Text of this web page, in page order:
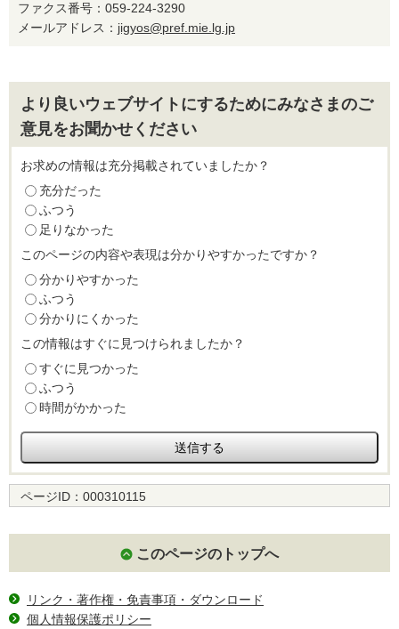
ファクス番号：059-224-3290
メールアドレス： jigyos@pref.mie.lg.jp
より良いウェブサイトにするためにみなさまのご
意見をお聞かせください
お求めの情報は充分掲載されていましたか？
充分だった
ふつう
足りなかった
このページの内容や表現は分かりやすかったですか？
分かりやすかった
ふつう
分かりにくかった
この情報はすぐに見つけられましたか？
すぐに見つかった
ふつう
時間がかかった
ページID： 000310115
このページのトップへ
リンク・著作権・免責事項・ダウンロード
個人情報保護ポリシー